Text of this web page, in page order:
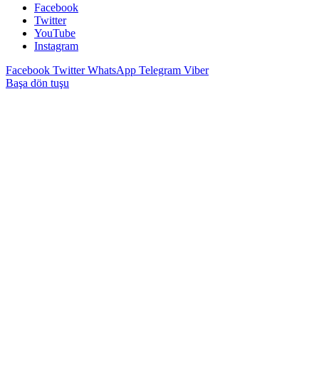
Facebook
Twitter
YouTube
Instagram
Facebook Twitter WhatsApp Telegram Viber
Başa dön tuşu